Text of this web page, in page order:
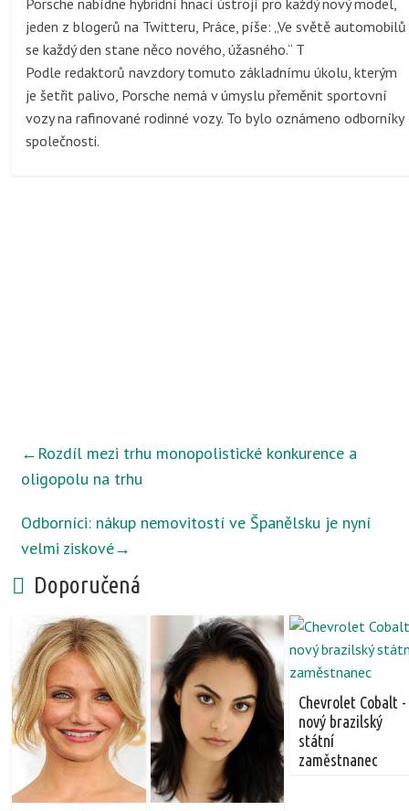
Porsche nabídne hybridní hnací ústrojí pro každý nový model,
jeden z blogerů na Twitteru, Práce, píše: „Ve světě automobilů
se každý den stane něco nového, úžasného.“ T
Podle redaktorů navzdory tomuto základnímu úkolu, kterým
je šetřit palivo, Porsche nemá v úmyslu přeměnit sportovní
vozy na rafinované rodinné vozy. To bylo oznámeno odborníky
společnosti.
← Rozdíl mezi trhu monopolistické konkurence a
oligopolu na trhu
Odborníci: nákup nemovitostí ve Španělsku je nyní
velmi ziskové→
Doporučená
Chevrolet Cobalt -
nový brazilský
státní
zaměstnanec